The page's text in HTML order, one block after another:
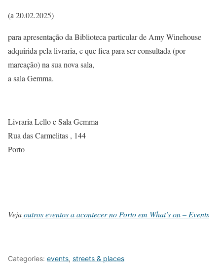
(a 20.02.2025)
para apresentação da Biblioteca particular de Amy Winehouse
adquirida pela livraria, e que fica para ser consultada (por
marcação) na sua nova sala,
a sala Gemma.
Livraria Lello e Sala Gemma
Rua das Carmelitas , 144
Porto
Vejaoutros eventos a acontecer no Porto em What’s on – Events
Categories: events, streets & places